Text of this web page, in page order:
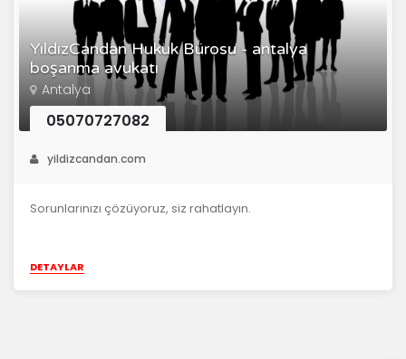
YıldızCandan Hukuk Bürosu - antalya
boşanma avukatı
Antalya
05070727082
yildizcandan.com
Sorunlarınızı çözüyoruz, siz rahatlayın.
DETAYLAR